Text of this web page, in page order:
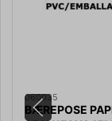
060035
BÆREPOSE